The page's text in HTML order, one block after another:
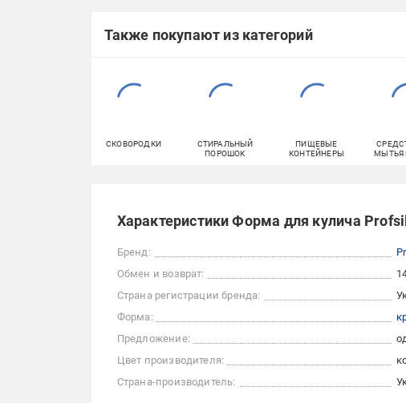
Также покупают из категорий
СКОВОРОДКИ
СТИРАЛЬНЫЙ
ПОРОШОК
ПИЩЕВЫЕ
КОНТЕЙНЕРЫ
МЫТЬЯ
Характеристики Форма для кулича
Бренд:
Обмен и возврат:
Страна регистрации бренда:
Форма:
Предложение:
Цвет производителя:
Страна-производитель: